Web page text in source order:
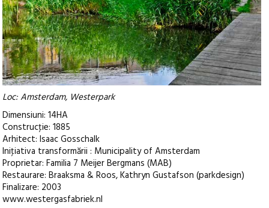
Loc: Amsterdam, Westerpark
Dimensiuni: 14HA
Construcţie: 1885
Arhitect: Isaac Gosschalk
Iniţiativa transformării : Municipality of Amsterdam
Proprietar: Familia 7 Meijer Bergmans (MAB)
Restaurare: Braaksma & Roos, Kathryn Gustafson (parkdesign)
Finalizare: 2003
www.westergasfabriek.nl